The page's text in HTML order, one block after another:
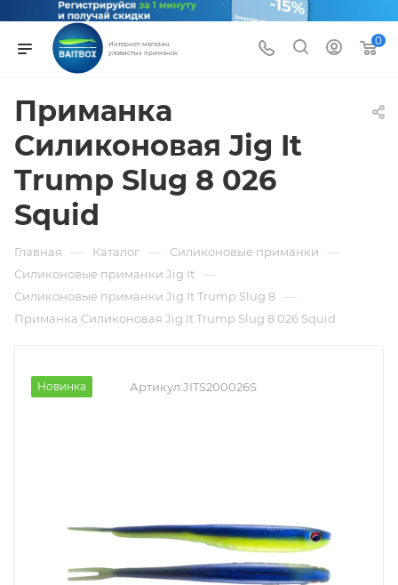
Интернет-магазин
уловистых приманок
0
Приманка
Силиконовая Jig It
Trump Slug 8 026
Squid
Главная — Каталог — Силиконовые приманки —
Силиконовые приманки Jig It —
Силиконовые приманки Jig It Trump Slug 8 —
Приманка Силиконовая Jig It Trump Slug 8 026 Squid
Новинка Артикул:JITS200026S